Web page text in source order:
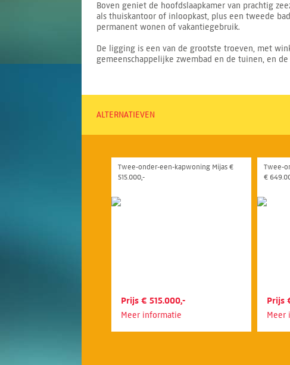
Boven geniet de hoofdslaapkamer van prachtig
als thuiskantoor of inloopkast, plus een tweede
permanent wonen of vakantiegebruik.
De ligging is een van de grootste troeven, met
gemeenschappelijke zwembad en de tuinen, en
ALTERNATIEVEN
Twee-onder-een-kapwoning Mijas €
515.000,-
Prijs € 515.000,-
Meer informatie
Twee-
€
Prijs
Meer